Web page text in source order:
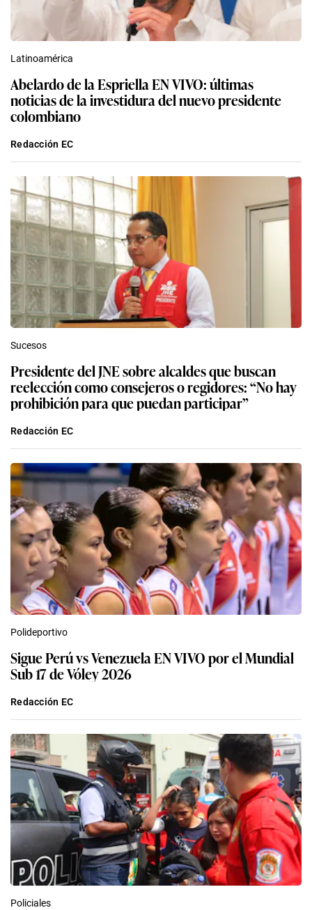
Latinoamérica
Abelardo de la Espriella EN VIVO: últimas
noticias de la investidura del nuevo presidente
colombiano
Redacción EC
Sucesos
Presidente del JNE sobre alcaldes que buscan
reelección como consejeros o regidores: “No hay
prohibición para que puedan participar”
Redacción EC
Polideportivo
Sigue Perú vs Venezuela EN VIVO por el Mundial
Sub 17 de Vóley 2026
Redacción EC
Policiales